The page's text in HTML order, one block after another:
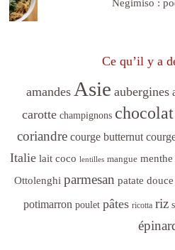
Negimiso :
Ce qu’il y a
amandes Asie aubergines
carotte champignons chocolat
coriandre courge butternut
Italie lait coco lentilles mangue menthe
Ottolenghi parmesan patate douce
potimarron poulet pâtes ricotta riz